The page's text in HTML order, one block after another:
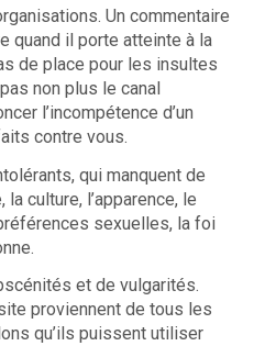
Un commentaire
quand il porte atteinte à la
de place pour les insultes
non plus le canal
l’incompétence d’un
contre vous.
qui manquent de
culture, l’apparence, le
sexuelles, la foi
et de vulgarités.
proviennent de tous les
qu’ils puissent utiliser